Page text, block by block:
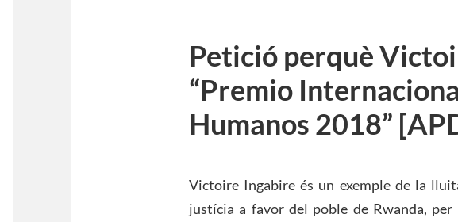
Petició perquè
“Premio
Humanos 2018”
Victoire Ingabire és un exemple de la
justícia a favor del poble de Rwanda,